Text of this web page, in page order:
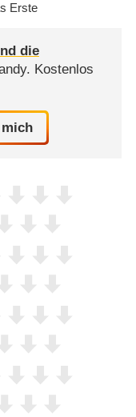
Erste
die
Kostenlos